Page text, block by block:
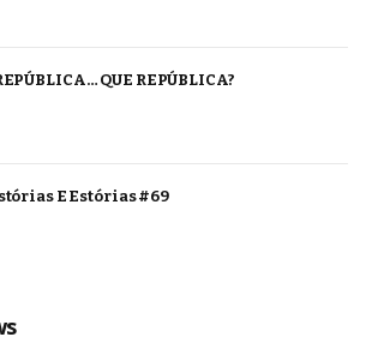
QUE REPÚBLICA?
E Estórias #69